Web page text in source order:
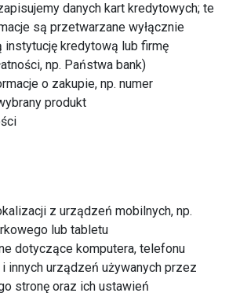
danych kart kredytowych; te
są przetwarzane wyłącznie
instytucję kredytową lub firmę
np. Państwa bank)
o zakupie, np. numer
produkt
z urządzeń mobilnych, np.
lub tabletu
dotyczące komputera, telefonu
innych urządzeń używanych przez
stronę oraz ich ustawień